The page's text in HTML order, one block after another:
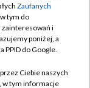
Zaufanych
tym do
zainteresowań i
poniżej, a
PPID do Google.
Ciebie naszych
w tym informacje